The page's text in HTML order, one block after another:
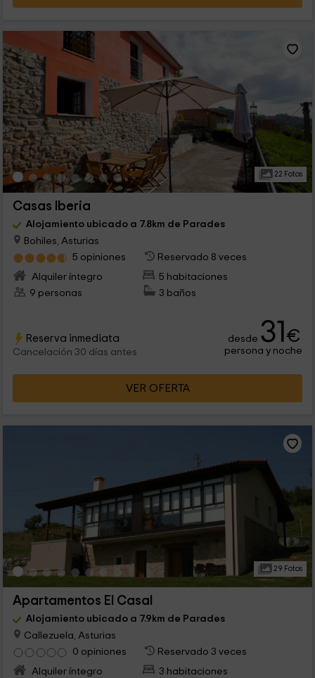
22 Fotos
Casas Iberia
Alojamiento ubicado a 7.8km de Parades
Bohiles, Asturias
5 opiniones
Reservado 8 veces
Alquiler íntegro
5 habitaciones
9 personas
3 baños
Reserva inmediata
Cancelación 30 días antes
desde 31€
persona y noche
VER OFERTA
29 Fotos
Apartamentos El Casal
Alojamiento ubicado a 7.9km de Parades
Callezuela, Asturias
0 opiniones
Reservado 3 veces
Alquiler íntegro
3 habitaciones